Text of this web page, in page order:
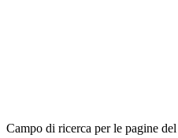
Campo di ricerca per le pagine